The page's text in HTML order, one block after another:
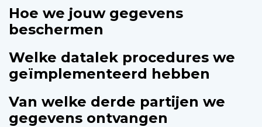
Hoe we jouw gegevens
beschermen
Welke datalek procedures we
geïmplementeerd hebben
Van welke derde partijen we
gegevens ontvangen